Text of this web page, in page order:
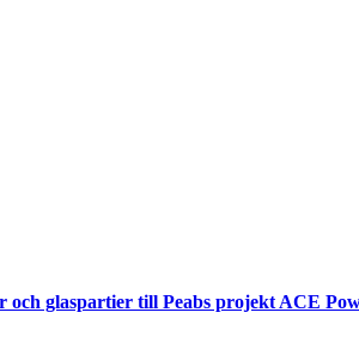
och glaspartier till Peabs projekt ACE